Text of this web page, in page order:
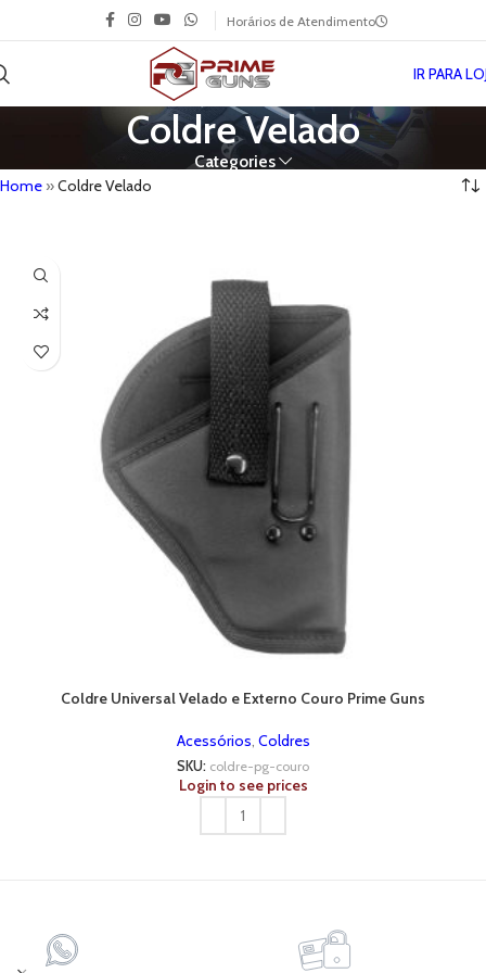
Horários de Atendimento
IR PARA
Coldre Velado
Categories
Home »Coldre Velado
Coldre Universal Velado e Externo Couro Prime Guns
Acessórios, Coldres
SKU: coldre-pg-couro
Login to see prices